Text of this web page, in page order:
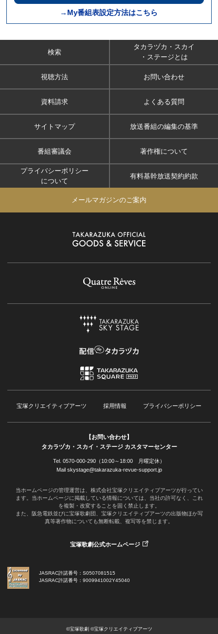
→My番組表設定方法はこちら
検索
タカラヅカ・スカイ
・ステージとは
視聴方法 お問い合わせ
資料請求 よくある質問
サイトマップ 放送番組の編集の基準
番組審議会 著作権について
プライバシーポリシー
について
有料基幹放送契約約款
メールマガジンのご案内
宝塚クリエイティブアーツ 採用情報 プライバシーポリシー
【お問い合わせ】
タカラヅカ・スカイ・ステージ カスタマーセンター
Tel. 0570-000-290（10:00～18:00 月曜定休）
Mail skystage@takarazuka-revue-support.jp
当ホームページの管理運営は、株式会社宝塚クリエイティブアーツが行ってい
ます。当ホームページに掲載している情報については、当社の許可なく、これ
を複製・改変することを固く禁止します。
また、阪急電鉄並びに宝塚歌劇団、宝塚クリエイティブアーツの出版物ほか写
真等著作物についても無断転載、複写等を禁じます。
宝塚歌劇公式ホームページ
JASRAC許諾番号：S0507081515
JASRAC許諾番号：9009941002Y45040
©宝塚歌劇 ©宝塚クリエイティブアーツ